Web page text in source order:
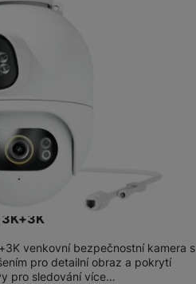
venkovní bezpečnostní kamera s
pro detailní obraz a pokrytí
pro sledování více…